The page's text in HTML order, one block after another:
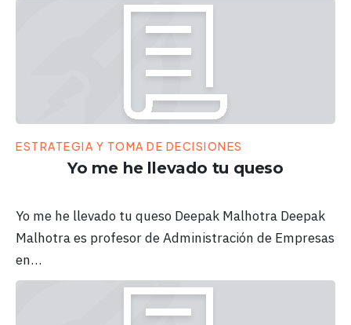
ESTRATEGIA Y TOMA DE DECISIONES
Yo me he llevado tu queso
Yo me he llevado tu queso Deepak Malhotra Deepak
Malhotra es profesor de Administración de Empresas
en…